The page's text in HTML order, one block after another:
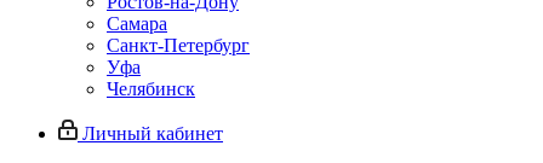
Самара
Санкт-Петербург
Уфа
Челябинск
Личный кабинет